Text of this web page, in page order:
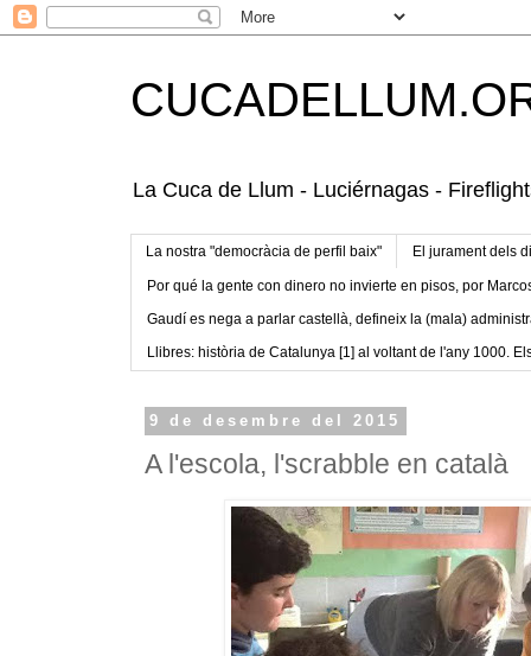
La Cuca de Llum - Luciérnagas -
La nostra "democràcia de perfil baix" El jurament dels
Por qué la gente con dinero no invierte en pisos, por
Gaudí es nega a parlar castellà, defineix la (mala)
Llibres: història de Catalunya [1] al voltant de l'any 1000.
9 de desembre del 2015
A l'escola, l'scrabble en català